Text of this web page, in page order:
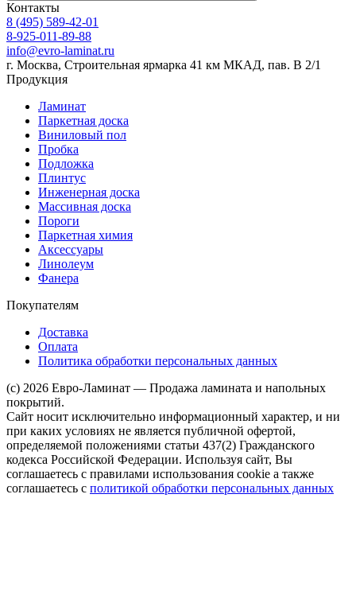
Контакты
8 (495) 589-42-01
8-925-011-89-88
info@evro-laminat.ru
г. Москва, Строительная ярмарка 41 км МКАД, пав. В 2/1
Продукция
Ламинат
Паркетная доска
Виниловый пол
Пробка
Подложка
Плинтус
Инженерная доска
Массивная доска
Пороги
Паркетная химия
Аксессуары
Линолеум
Фанера
Покупателям
Доставка
Оплата
Политика обработки персональных данных
(c) 2026 Евро-Ламинат — Продажа ламината и напольных
покрытий.
Сайт носит исключительно информационный характер, и ни
при каких условиях не является публичной офертой,
определяемой положениями статьи 437(2) Гражданского
кодекса Российской Федерации. Используя сайт, Вы
соглашаетесь с правилами использования cookie а также
соглашаетесь с политикой обработки персональных данных